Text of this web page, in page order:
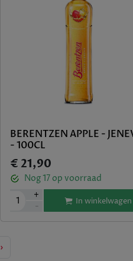
BERENTZEN APPLE -
- 100CL
€ 21,90
Nog17 op voorraad
1
+
-
In winkelwagen
›Next